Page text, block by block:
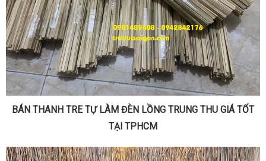
BÁN THANH TRE TỰ LÀM ĐÈN LỒNG TRUNG THU GIÁ TỐT
TẠI TPHCM